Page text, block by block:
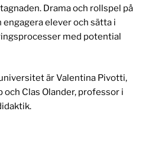
Drama och rollspel på
elever och sätta i
med potential
är Valentina Pivotti,
Clas Olander, professor i